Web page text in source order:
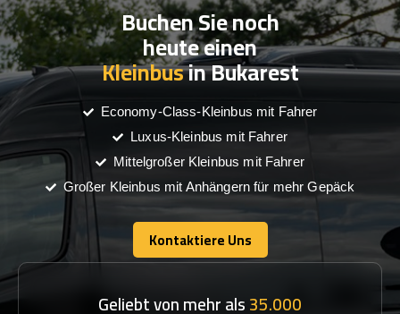
Buchen Sie noch
heute einen
Kleinbusin Bukarest
Economy-Class-Kleinbus mit Fahrer
Luxus-Kleinbus mit Fahrer
Mittelgroßer Kleinbus mit Fahrer
Großer Kleinbus mit Anhängern für mehr Gepäck
Kontaktiere Uns
Kontaktiere Uns
Geliebt von mehr als35.000